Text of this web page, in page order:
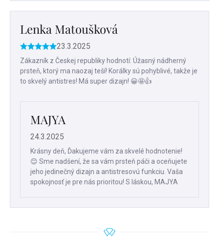
Lenka Matoušková
Hodnotenie
produktu
je
5
23.3.2025
Zákazník z Českej republiky hodnotí: Úžasný nádherný
prsteň, ktorý ma naozaj teší! Korálky sú pohyblivé, takže je
to skvelý antistres! Má super dizajn! 😀🤩👍
MAJYA
24.3.2025
Krásny deň, Ďakujeme vám za skvelé hodnotenie!
😊 Sme nadšení, že sa vám prsteň páči a oceňujete
jeho jedinečný dizajn a antistresovú funkciu. Vaša
spokojnosť je pre nás prioritou! S láskou, MAJYA